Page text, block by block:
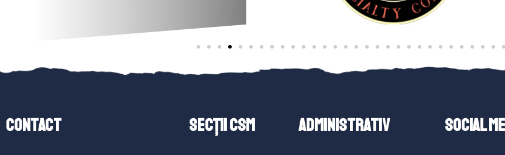
Contact SECȚII CSM ADMINISTRATIV SOCIAL